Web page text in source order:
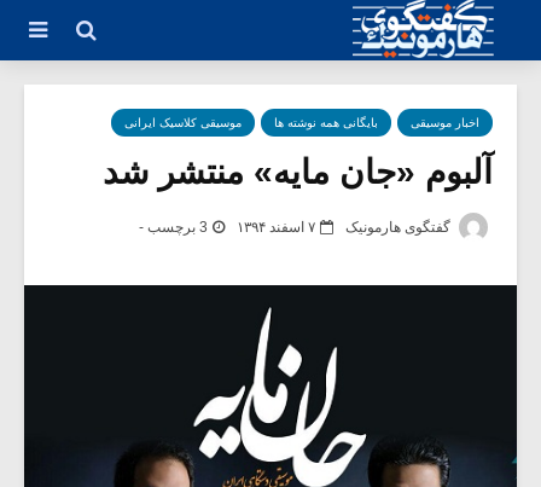
اخبار موسیقی بایگانی همه نوشته ها موسیقی کلاسیک ایرانی
آلبوم «جان مایه» منتشر شد
گفتگوی هارمونیک ۷ اسفند ۱۳۹۴ 3 برچسب -